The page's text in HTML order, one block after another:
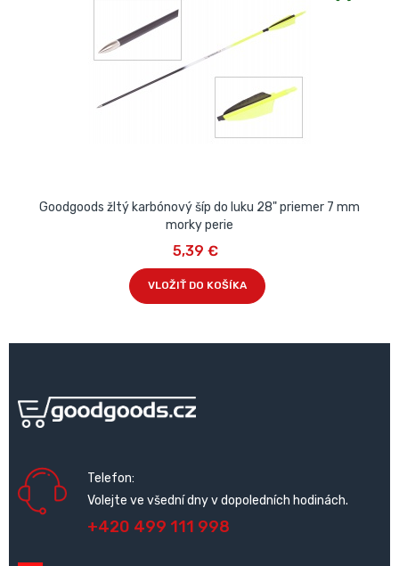
Goodgoods žltý karbónový šíp do luku 28" priemer 7 mm
morky perie
5,39 €
VLOŽIŤ DO KOŠÍKA
Telefon:
Volejte ve všední dny v dopoledních hodinách.
+420 499 111 998